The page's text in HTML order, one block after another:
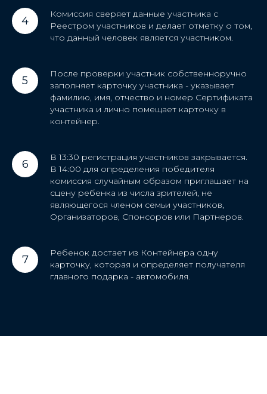
Комиссия сверяет данные участника с
Реестром участников и делает отметку о том,
что данный человек является участником.
После проверки участник собственноручно
заполняет карточку участника - указывает
фамилию, имя, отчество и номер Сертификата
участника и лично помещает карточку в
контейнер.
В 13:30 регистрация участников закрывается.
В 14:00 для определения победителя
комиссия случайным образом приглашает на
сцену ребенка из числа зрителей, не
являющегося членом семьи участников,
Организаторов, Спонсоров или Партнеров.
Ребенок достает из Контейнера одну
карточку, которая и определяет получателя
главного подарка - автомобиля.